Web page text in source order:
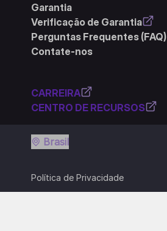
Garantia
Verificação de Garantia
Perguntas Frequentes (FAQ)
Contate-nos
CARREIRA
CENTRO DE RECURSOS
Política de Privacidade
Brasil